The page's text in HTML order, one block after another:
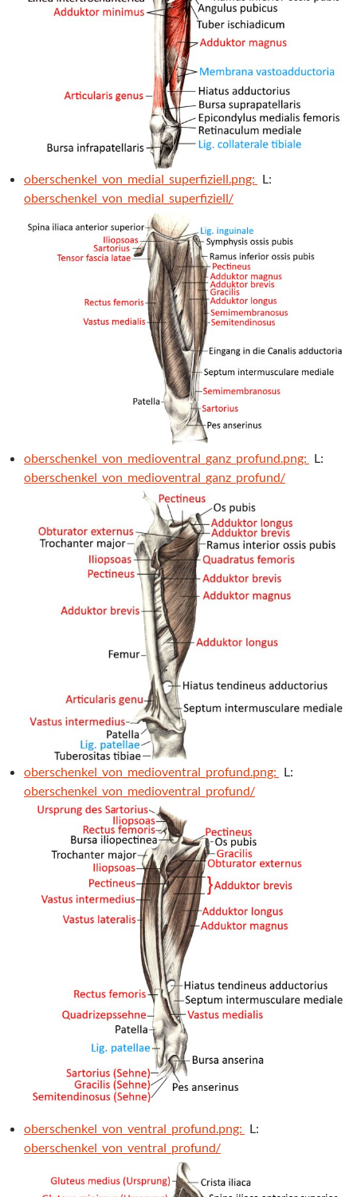
oberschenkel_von_medial_superfiziell.png: L:
oberschenkel_von_medial_superfiziell/
oberschenkel_von_medioventral_ganz_profund.png: L:
oberschenkel_von_medioventral_ganz_profund/
oberschenkel_von_medioventral_profund.png: L:
oberschenkel_von_medioventral_profund/
oberschenkel_von_ventral_profund.png: L:
oberschenkel_von_ventral_profund/